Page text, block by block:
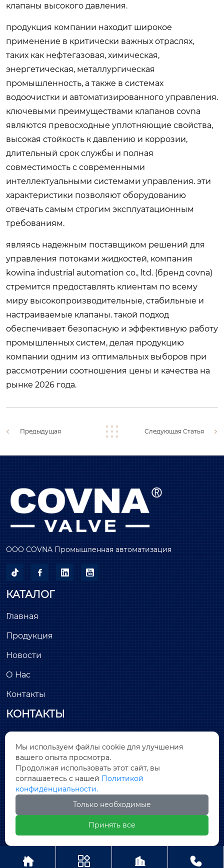
клапаны высокого давления.
продукция компании находит широкое
применение в критически важных отраслях,
таких как нефтегазовая, химическая,
энергетическая, металлургическая
промышленность, а также в системах
водоочистки и автоматизированного управления.
ключевыми преимуществами клапанов covna
являются превосходные уплотняющие свойства,
высокая стойкость к давлению и коррозии,
длительный срок службы и полная
совместимость с современными
интеллектуальными системами управления. эти
характеристики позволяют оборудованию
отвечать самым строгим эксплуатационным
требованиям.
являясь надежным поставщиком решений для
управления потоками жидкостей, компания
kowina industrial automation co., ltd. (бренд covna)
стремится предоставлять клиентам по всему
миру высокопроизводительные, стабильные и
настраиваемые клапаны. такой подход
обеспечивает безопасную и эффективную работу
промышленных систем, делая продукцию
компании одним из оптимальных выборов при
рассмотрении соотношения цены и качества на
рынке 2026 года.
Предыдущая Следующая Статья
ООО COVNA Промышленная автоматизация
   
КАТАЛОГ
Главная
Продукция
Новости
О Нас
Контакты
КОНТАКТЫ
 Лунчан, улица Хантанг, № 26, Цяньтоу, район
Дунчэн, город Дунгуань, провинция Гуандун
 sales@covnamall.com

Copyright © ООО COVNA Промышленная
автоматизация
   
Мы используем файлы cookie для улучшения
вашего опыта просмотра.
Продолжая использовать этот сайт, вы
соглашаетесь с нашей Политикой
конфиденциальности.
Только необходимые
Принять все